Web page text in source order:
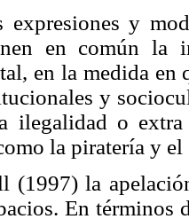
expresiones y
en común la
en la medida en
y
ilegalidad o
la piratería y
(1997) la
En